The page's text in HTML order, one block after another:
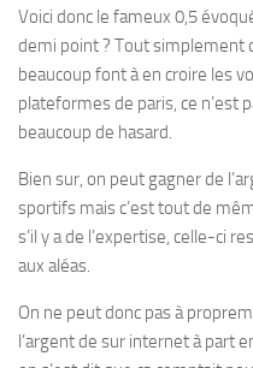
Voici donc le fameux 0,5
demi point ? Tout simplement
beaucoup font à en croire les
plateformes de paris, ce n’est
beaucoup de hasard.
Bien sur, on peut gagner de
sportifs mais c’est tout de
s’il y a de l’expertise, celle-ci
aux aléas.
On ne peut donc pas à
l’argent de sur internet à part